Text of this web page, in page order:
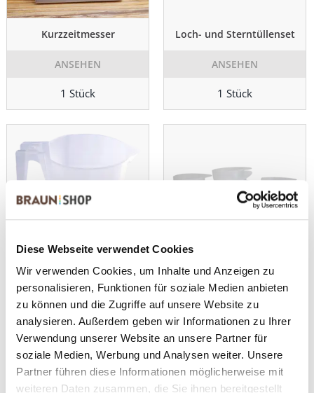
Diese Webseite verwendet Cookies
Wir verwenden Cookies, um Inhalte und Anzeigen zu
personalisieren, Funktionen für soziale Medien anbieten
zu können und die Zugriffe auf unsere Website zu
analysieren. Außerdem geben wir Informationen zu Ihrer
Verwendung unserer Website an unsere Partner für
soziale Medien, Werbung und Analysen weiter. Unsere
Partner führen diese Informationen möglicherweise mit
weiteren Daten zusammen, die Sie ihnen bereitgestellt
Kurzzeitmesser
ANSEHEN
1 Stück
Loch- und Sterntüllenset
ANSEHEN
1 Stück
Messbecher 2 Liter
ANSEHEN
1 Stück
Messbecher/Förmchen
1 Stück